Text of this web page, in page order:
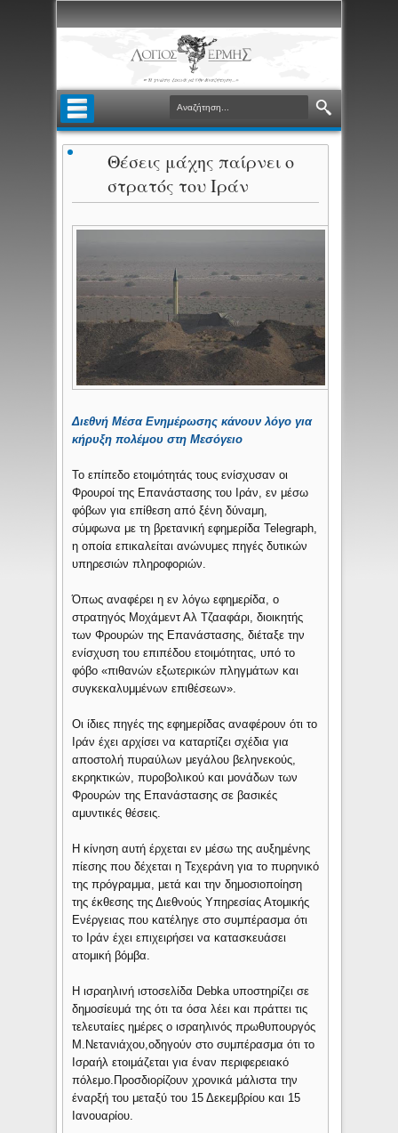
Θέσεις μάχης παίρνει ο
στρατός του Ιράν
Διεθνή Μέσα Ενημέρωσης κάνουν λόγο για
κήρυξη πολέμου στη Μεσόγειο
Το επίπεδο ετοιμότητάς τους ενίσχυσαν οι
Φρουροί της Επανάστασης του Ιράν, εν μέσω
φόβων για επίθεση από ξένη δύναμη,
σύμφωνα με τη βρετανική εφημερίδα Telegraph,
η οποία επικαλείται ανώνυμες πηγές δυτικών
υπηρεσιών πληροφοριών.
Όπως αναφέρει η εν λόγω εφημερίδα, ο
στρατηγός Μοχάμεντ Αλ Τζααφάρι, διοικητής
των Φρουρών της Επανάστασης, διέταξε την
ενίσχυση του επιπέδου ετοιμότητας, υπό το
φόβο «πιθανών εξωτερικών πληγμάτων και
συγκεκαλυμμένων επιθέσεων».
Οι ίδιες πηγές της εφημερίδας αναφέρουν ότι το
Ιράν έχει αρχίσει να καταρτίζει σχέδια για
αποστολή πυραύλων μεγάλου βεληνεκούς,
εκρηκτικών, πυροβολικού και μονάδων των
Φρουρών της Επανάστασης σε βασικές
αμυντικές θέσεις.
Η κίνηση αυτή έρχεται εν μέσω της αυξημένης
πίεσης που δέχεται η Τεχεράνη για το πυρηνικό
της πρόγραμμα, μετά και την δημοσιοποίηση
της έκθεσης της Διεθνούς Υπηρεσίας Ατομικής
Ενέργειας που κατέληγε στο συμπέρασμα ότι
το Ιράν έχει επιχειρήσει να κατασκευάσει
ατομική βόμβα.
Η ισραηλινή ιστοσελίδα Debka υποστηρίζει σε
δημοσίευμά της ότι τα όσα λέει και πράττει τις
τελευταίες ημέρες ο ισραηλινός πρωθυπουργός
Μ.Νετανιάχου,οδηγούν στο συμπέρασμα ότι το
Ισραήλ ετοιμάζεται για έναν περιφερειακό
πόλεμο.Προσδιορίζουν χρονικά μάλιστα την
έναρξή του μεταξύ του 15 Δεκεμβρίου και 15
Ιανουαρίου.